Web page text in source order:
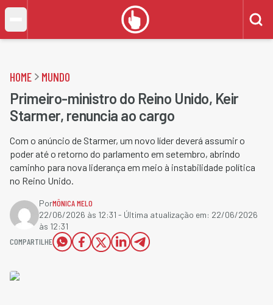
HOME MUNDO
Primeiro-ministro do Reino Unido, Keir
Starmer, renuncia ao cargo
Com o anúncio de Starmer, um novo líder deverá assumir o
poder até o retorno do parlamento em setembro, abrindo
caminho para nova liderança em meio à instabilidade política
no Reino Unido.
PorMÔNICA MELO
22/06/2026 às 12:31 - Última atualização em: 22/06/2026
às 12:31
COMPARTILHE